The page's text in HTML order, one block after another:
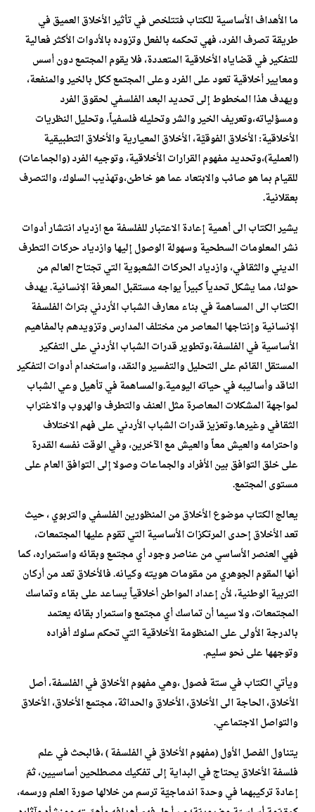
ما الأهداف الأساسية للكتاب فتتلخص في تأثير الأخلاق العميق في
طريقة تصرف الفرد، فهي تحكمه بالفعل وتزوده بالأدوات الأكثر فعالية
للتفكير في قضاياه الأخلاقية المتعددة، فلا يقوم المجتمع دون أسس
ومعايير أخلاقية تعود على الفرد وعلى المجتمع ككل بالخير والمنفعة،
ويهدف هذا المخطوط إلى تحديد البعد الفلسفي لحقوق الفرد
ومسؤلياته،وتعريف الخير والشر وتحليله فلسفياً، وتحليل النظريات
الأخلاقية: الأخلاق الفوقيَّة، الأخلاق المعيارية والأخلاق التطبيقية
(العملية)،وتحديد مفهوم القرارات الأخلاقية، وتوجيه الفرد (والجماعات)
للقيام بما هو صائب والابتعاد عما هو خاطئ،وتهذيب السلوك، والتصرف
بعقلانية.
يشير الكتاب الى أهمية إعادة الاعتبار للفلسفة مع ازدياد انتشار أدوات
نشر المعلومات السطحية وسهولة الوصول إليها وازدياد حركات التطرف
الديني والثقافي، وازدياد الحركات الشعبوية التي تجتاح العالم من
حولنا، مما يشكل تحدياً كبيراً يواجه مستقبل المعرفة الإنسانية. يهدف
الكتاب الى المساهمة في بناء معارف الشباب الأردني بتراث الفلسفة
الإنسانية وإنتاجها المعاصر من مختلف المدارس وتزويدهم بالمفاهيم
الأساسية في الفلسفة،وتطوير قدرات الشباب الأردني على التفكير
المستقل القائم على التحليل والتفسير والنقد، واستخدام أدوات التفكير
الناقد وأساليبه في حياته اليومية.والمساهمة في تأهيل وعي الشباب
لمواجهة المشكلات المعاصرة مثل العنف والتطرف والهروب والاغتراب
الثقافي وغيرها.وتعزيز قدرات الشباب الأردني على فهم الاختلاف
واحترامه والعيش معاً والعيش مع الآخرين، وفي الوقت نفسه القدرة
على خلق التوافق بين الأفراد والجماعات وصولا إلى التوافق العام على
مستوى المجتمع.
يعالج الكتاب موضوع الأخلاق من المنظورين الفلسفي والتربوي ، حيث
تعد الأخلاق إحدى المرتكزات الأساسية التي تقوم عليها المجتمعات،
فهي العنصر الأساسي من عناصر وجود أي مجتمع وبقائه واستمراره، كما
أنها المقوم الجوهري من مقومات هويته وكيانه. فالأخلاق تعد من أركان
التربية الوطنية، لأن إعداد المواطن أخلاقياً يساعد على بقاء وتماسك
المجتمعات، ولا سيما أن تماسك أي مجتمع واستمرار بقائه يعتمد
بالدرجة الأولى على المنظومة الأخلاقية التي تحكم سلوك أفراده
وتوجهها على نحو سليم.
ويأتي الكتاب في ستة فصول ،وهي مفهوم الأخلاق في الفلسفة، أصل
الأخلاق، الحاجة الى الأخلاق، الأخلاق والحداثة، مجتمع الأخلاق، الأخلاق
والتواصل الاجتماعي.
يتناول الفصل الأول (مفهوم الأخلاق في الفلسفة ) ،فالبحث في علم
فلسفة الأخلاق يحتاج في البداية إلى تفكيك مصطلحين أساسيين، ثمّ
إعادة تركيبهما في وحدة اندماجيّة ترسم من خلالها صورة العلم ورسمه،